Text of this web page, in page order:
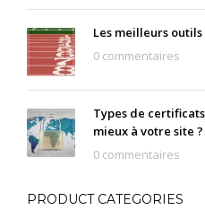
Les meilleurs
0 commentaires
Types de
mieux à votre site ?
0 commentaires
PRODUCT CATEGORIES